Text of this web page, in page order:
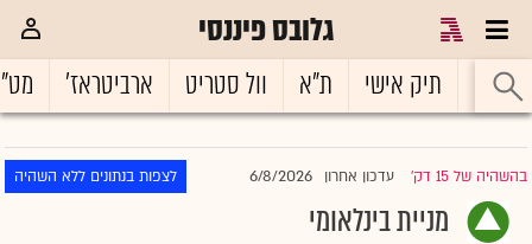
גלובס פיננסי
ראשי תיק אישי ת"א וול סטריט ארביטראז'
בהשהיה של 15 דק' |עדכון אחרון 6/8/2026 לצפות בנתונים ללא השהיה
מניית בינלאומי